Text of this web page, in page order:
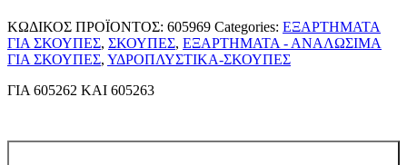
Επεξεργασία Μετάλλου
ΚΩΔΙΚΟΣ ΠΡΟΪΟΝΤΟΣ: 605969 Categories: ΕΞΑΡΤΗΜΑΤΑ
ΓΙΑ ΣΚΟΥΠΕΣ, ΣΚΟΥΠΕΣ, ΕΞΑΡΤΗΜΑΤΑ - ΑΝΑΛΩΣΙΜΑ
ΓΙΑ ΣΚΟΥΠΕΣ, ΥΔΡΟΠΛΥΣΤΙΚΑ-ΣΚΟΥΠΕΣ
ΓΙΑ 605262 ΚΑΙ 605263